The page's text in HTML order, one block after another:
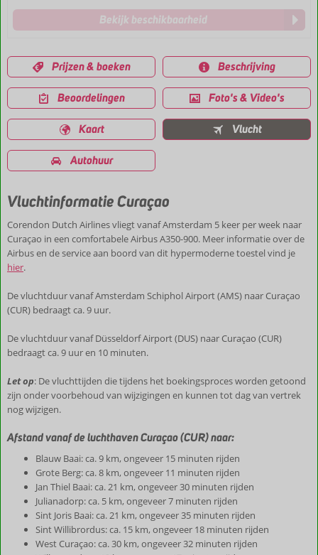
Bekijk beschikbaarheid
Prijzen & boeken Beschrijving
Beoordelingen Foto's & Video's
Kaart Vlucht
Autohuur
Vluchtinformatie Curaçao
Corendon Dutch Airlines vliegt vanaf Amsterdam 5 keer per week naar
Curaçao in een comfortabele Airbus A350-900. Meer informatie over de
Airbus en de service aan boord van dit hypermoderne toestel vind je
hier.
De vluchtduur vanaf Amsterdam Schiphol Airport (AMS) naar Curaçao
(CUR) bedraagt ca. 9 uur.
De vluchtduur vanaf Düsseldorf Airport (DUS) naar Curaçao (CUR)
bedraagt ca. 9 uur en 10 minuten.
Let op: De vluchttijden die tijdens het boekingsproces worden getoond
zijn onder voorbehoud van wijzigingen en kunnen tot dag van vertrek
nog wijzigen.
Afstand vanaf de luchthaven Curaçao (CUR) naar:
Blauw Baai: ca. 9 km, ongeveer 15 minuten rijden
Grote Berg: ca. 8 km, ongeveer 11 minuten rijden
Jan Thiel Baai: ca. 21 km, ongeveer 30 minuten rijden
Julianadorp: ca. 5 km, ongeveer 7 minuten rijden
Sint Joris Baai: ca. 21 km, ongeveer 35 minuten rijden
Sint Willibrordus: ca. 15 km, ongeveer 18 minuten rijden
West Curaçao: ca. 30 km, ongeveer 32 minuten rijden